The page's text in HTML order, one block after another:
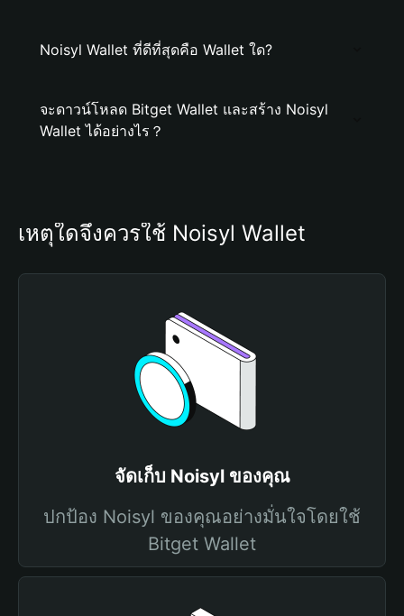
Noisyl Wallet ที่ดีที่สุดคือ Wallet ใด?
จะดาวน์โหลด Bitget Wallet และสร้าง Noisyl
Wallet ได้อย่างไร？
เหตุใดจึงควรใช้ Noisyl Wallet
จัดเก็บ Noisyl ของคุณ
ปกป้อง Noisyl ของคุณอย่างมั่นใจโดยใช้
Bitget Wallet